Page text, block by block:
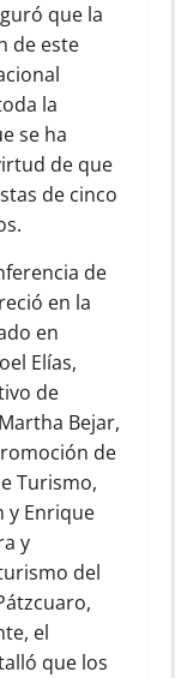
que la
de este
la
se ha
de que
de cinco
de
en la
en
Elías,
de
Bejar,
de
Turismo,
y Enrique
y
del
el
que los